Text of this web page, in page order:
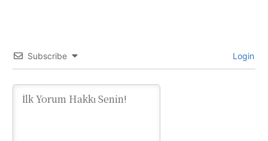
Subscribe Login